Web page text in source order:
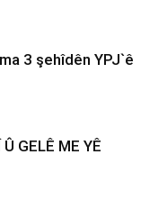
3 şehîdên YPJ`ê
GELÊ ME YÊ